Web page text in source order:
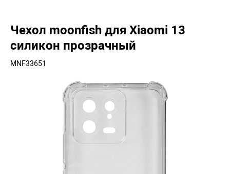
Чехол moonfish для Xiaomi 13
силикон прозрачный
MNF33651